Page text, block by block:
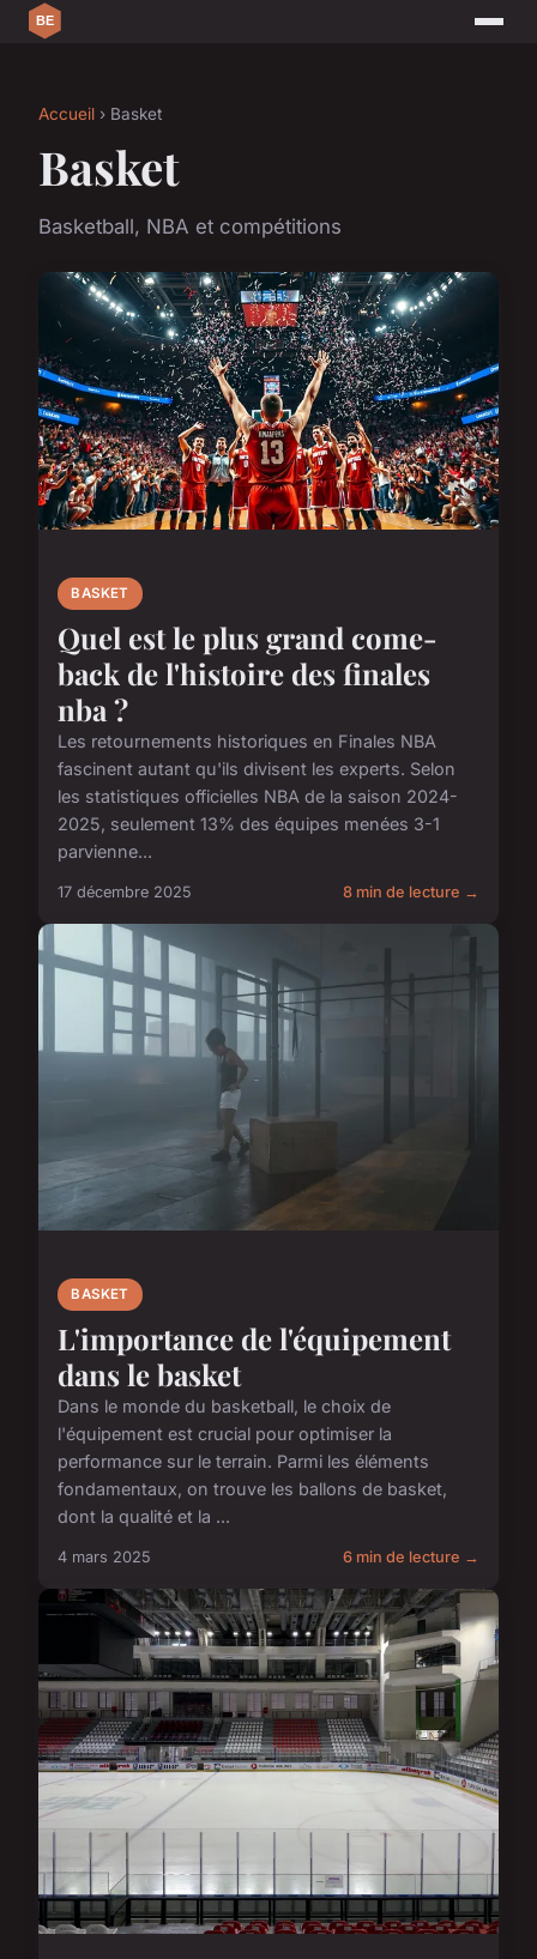
Accueil › Basket
Basket
Basketball, NBA et compétitions
BASKET
Quel est le plus grand come-
back de l'histoire des finales
nba ?
Les retournements historiques en Finales NBA
fascinent autant qu'ils divisent les experts. Selon
les statistiques officielles NBA de la saison 2024-
2025, seulement 13% des équipes menées 3-1
parvienne...
17 décembre 2025 8 min de lecture →
BASKET
L'importance de l'équipement
dans le basket
Dans le monde du basketball, le choix de
l'équipement est crucial pour optimiser la
performance sur le terrain. Parmi les éléments
fondamentaux, on trouve les ballons de basket,
dont la qualité et la ...
4 mars 2025 6 min de lecture →